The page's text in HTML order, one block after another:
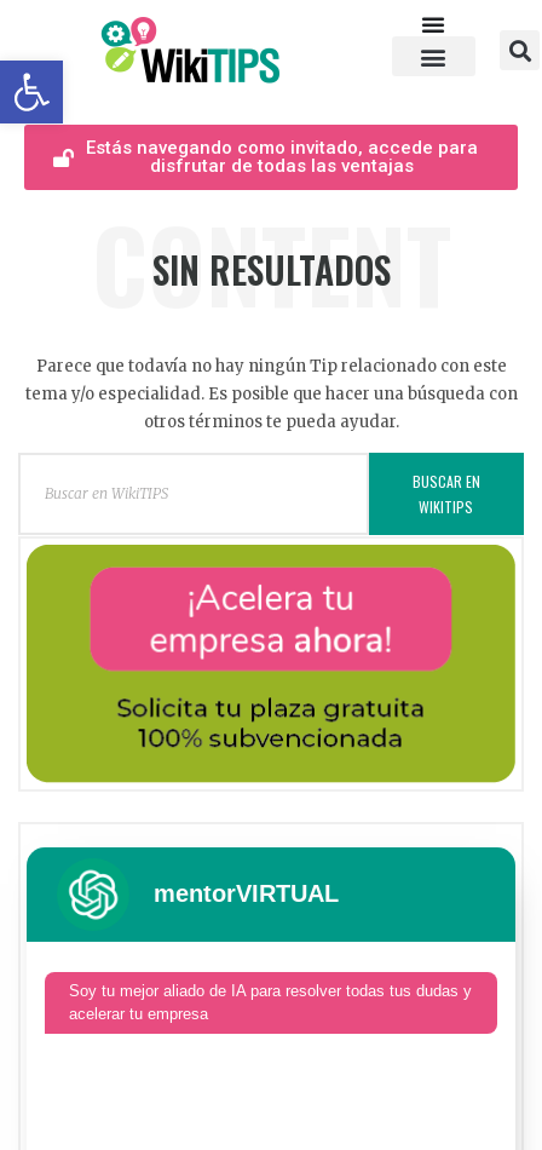
Abrir barra de herramientas
Estás navegando como invitado, accede para
disfrutar de todas las ventajas
CONTENT
SIN RESULTADOS
Parece que todavía no hay ningún Tip relacionado con este
tema y/o especialidad. Es posible que hacer una búsqueda con
otros términos te pueda ayudar.
BUSCAR EN
WIKITIPS
mentorVIRTUAL
Soy tu mejor aliado de IA para resolver todas tus dudas y
acelerar tu empresa